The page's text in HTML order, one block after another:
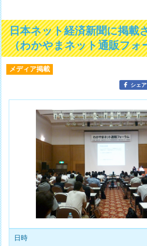
日本ネット経済新聞に掲載
（わかやまネット通販フォ
メディア掲載
シェ
日時